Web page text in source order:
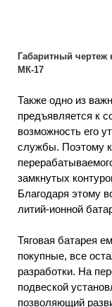
Габаритный чертеж
МК-17
Также одно из
предъявляется к
возможность его
службы. Поэтому
замкнутых
Благодаря этому
литий-ионной
Тяговая батарея
покупные, все
разработки. На
подвеской
позволяющий